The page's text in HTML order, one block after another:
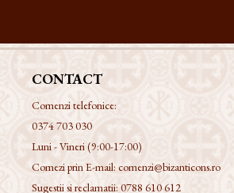
CONTACT
Comenzi telefonice:
0374 703 030
Luni - Vineri (9:00-17:00)
Comezi prin E-mail: comenzi@bizanticons.ro
Sugestii si reclamatii: 0788 610 612